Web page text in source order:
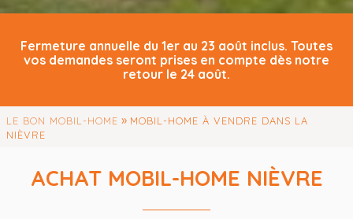
Fermeture annuelle du 1er au 23 août inclus. Toutes
vos demandes seront prises en compte dès notre
retour le 24 août.
LE BON MOBIL-HOME » MOBIL-HOME À VENDRE DANS LA
NIÈVRE
ACHAT MOBIL-HOME NIÈVRE